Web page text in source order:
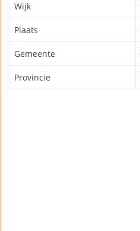
Wijk
Plaats
Gemeente
Provincie